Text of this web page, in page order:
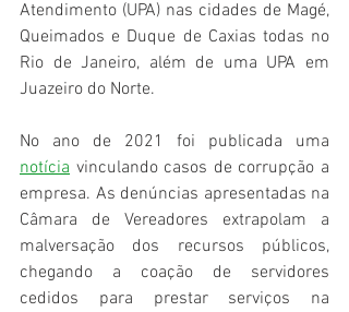
Atendimento (UPA) nas cidades de Magé,
Queimados e Duque de Caxias todas no
Rio de Janeiro, além de uma UPA em
Juazeiro do Norte.
notícia vinculando casos de corrupção a
empresa. As denúncias apresentadas na
Câmara de Vereadores extrapolam a
malversação dos recursos públicos,
chegando a coação de servidores
cedidos para prestar serviços na